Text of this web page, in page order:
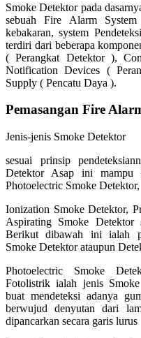
Smoke Detektor pada
sebuah Fire Alarm System
kebakaran, system
terdiri dari beberapa
( Perangkat Detektor ),
Notification Devices (
Supply ( Pencatu Daya ).
Pemasangan Fire
Jenis-jenis Smoke Detektor
sesuai prinsip
Detektor Asap ini
Photoelectric Smoke Detektor,
Ionization Smoke Detektor,
Aspirating Smoke Detektor
Berikut dibawah ini ialah
Smoke Detektor ataupun
Photoelectric Smoke
Fotolistrik ialah jenis
buat mendeteksi adanya
berwujud denyutan dari
dipancarkan secara garis lurus